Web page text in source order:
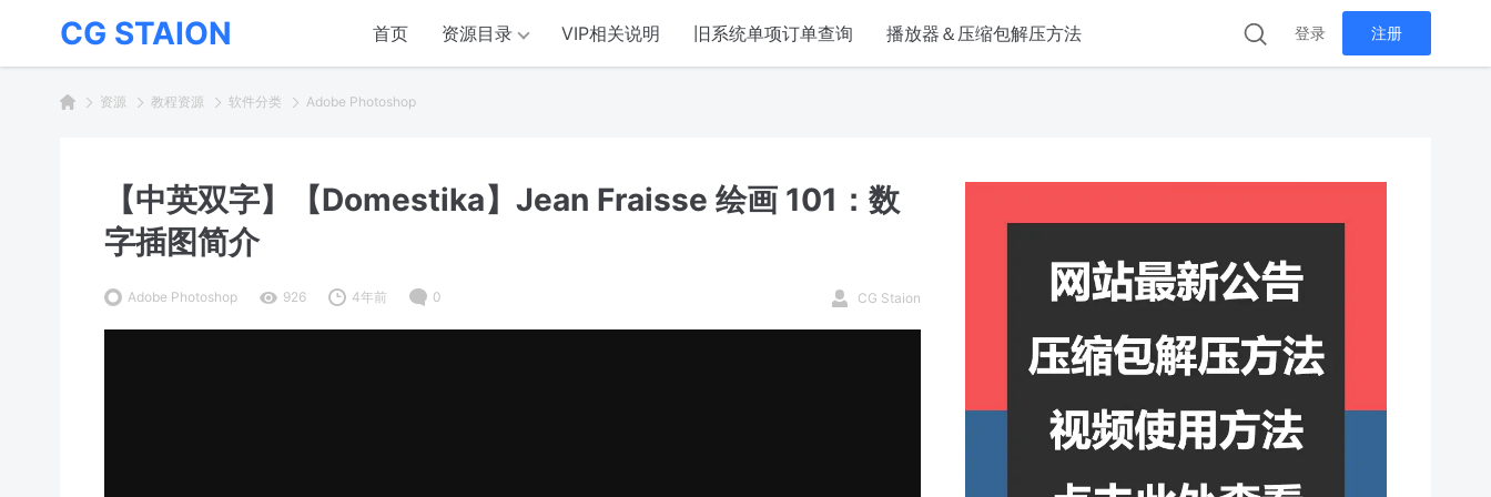
CG STAION 首页 资源目录 VIP相关说明 旧系统单项订单查询 播放器＆压缩包解压方法 登录 注册
资源 教程资源 软件分类 Adobe Photoshop
【中英双字】【Domestika】Jean Fraisse 绘画 101：数
字插图简介
Adobe Photoshop 926 4年前 0 CG Staion